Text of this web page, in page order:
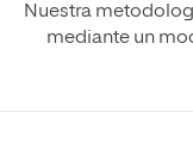
Nuestra
mediante un